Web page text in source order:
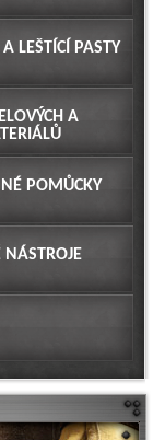
A LEŠTÍCÍ PASTY
A
POMŮCKY
NÁSTROJE